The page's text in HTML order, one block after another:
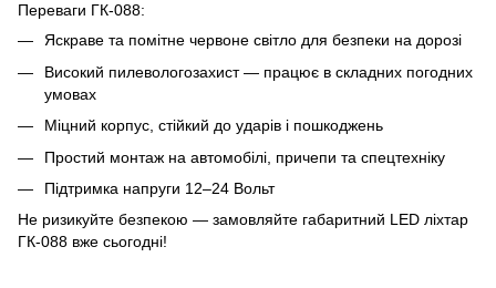
Переваги ГК-088:
Яскраве та помітне червоне світло для безпеки на дорозі
Високий пилевологозахист — працює в складних погодних
умовах
Міцний корпус, стійкий до ударів і пошкоджень
Простий монтаж на автомобілі, причепи та спецтехніку
Підтримка напруги 12–24 Вольт
Не ризикуйте безпекою — замовляйте габаритний LED ліхтар
ГК-088 вже сьогодні!